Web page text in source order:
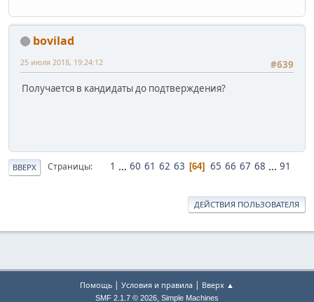
bovilad
#639
25 июля 2018, 19:24:12
Получается в кандидаты до подтверждения?
ВВЕРХ Страницы 1 ... 60 61 62 63 64 65 66 67 68 ... 91
ДЕЙСТВИЯ ПОЛЬЗОВАТЕЛЯ
Помощь | Условия и правила | Вверх ▲
SMF 2.1.7 © 2026, Simple Machines